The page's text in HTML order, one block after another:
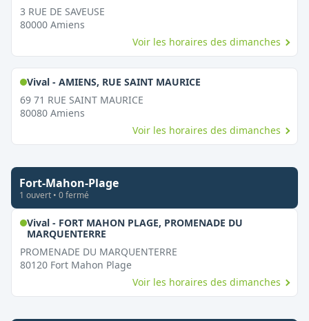
3 RUE DE SAVEUSE
80000 Amiens
Voir les horaires des dimanches
Vival - AMIENS, RUE SAINT MAURICE,
69 71 RUE SAINT MAURICE
80080 Amiens
Voir les horaires des dimanches
Fort-Mahon-Plage
1 ouvert • 0fermé
Vival - FORT MAHON PLAGE, PROMENADE DU
MARQUENTERRE,
PROMENADE DU MARQUENTERRE
80120 Fort Mahon Plage
Voir les horaires des dimanches